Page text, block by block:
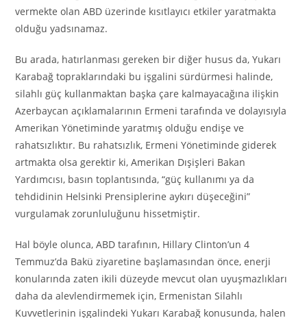
vermekte olan ABD üzerinde kısıtlayıcı etkiler yaratmakta
olduğu yadsınamaz.
Bu arada, hatırlanması gereken bir diğer husus da, Yukarı
Karabağ topraklarındaki bu işgalini sürdürmesi halinde,
silahlı güç kullanmaktan başka çare kalmayacağına ilişkin
Azerbaycan açıklamalarının Ermeni tarafında ve dolayısıyla
Amerikan Yönetiminde yaratmış olduğu endişe ve
rahatsızlıktır. Bu rahatsızlık, Ermeni Yönetiminde giderek
artmakta olsa gerektir ki, Amerikan Dışişleri Bakan
Yardımcısı, basın toplantısında, “güç kullanımı ya da
tehdidinin Helsinki Prensiplerine aykırı düşeceğini”
vurgulamak zorunluluğunu hissetmiştir.
Hal böyle olunca, ABD tarafının, Hillary Clinton’un 4
Temmuz’da Bakü ziyaretine başlamasından önce, enerji
konularında zaten ikili düzeyde mevcut olan uyuşmazlıkları
daha da alevlendirmemek için, Ermenistan Silahlı
Kuvvetlerinin işgalindeki Yukarı Karabağ konusunda, halen